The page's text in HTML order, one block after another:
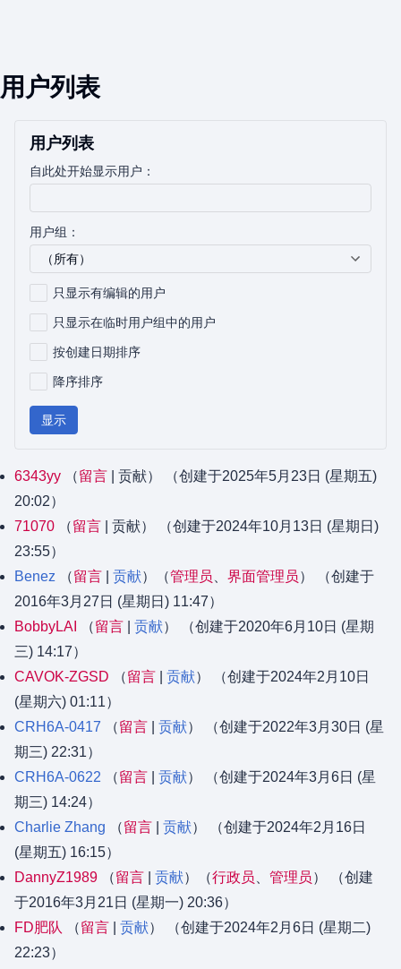
用户列表
用户列表
自此处开始显示用户：
用户组：
（所有）
只显示有编辑的用户
只显示在临时用户组中的用户
按创建日期排序
降序排序
显示
6343yy 留言 贡献
（创建于2025年5月23日 (星期五)
20:02）
71070
留言 贡献
（创建于2024年10月13日 (星期日)
23:55）
Benez
留言 贡献 ‏‎（管理员 界面管理员） （创建于
2016年3月27日 (星期日) 11:47）
BobbyLAI
留言 贡献
（创建于2020年6月10日 (星期
三) 14:17）
CAVOK-ZGSD
留言 贡献
（创建于2024年2月10日
(星期六) 01:11）
CRH6A-0417
留言 贡献
（创建于2022年3月30日 (星
期三) 22:31）
CRH6A-0622
留言 贡献
（创建于2024年3月6日 (星
期三) 14:24）
Charlie Zhang
留言 贡献
（创建于2024年2月16日
(星期五) 16:15）
DannyZ1989
留言 贡献 ‏‎（行政员 管理员） （创建
于2016年3月21日 (星期一) 20:36）
FD肥队
留言 贡献
（创建于2024年2月6日 (星期二)
22:23）